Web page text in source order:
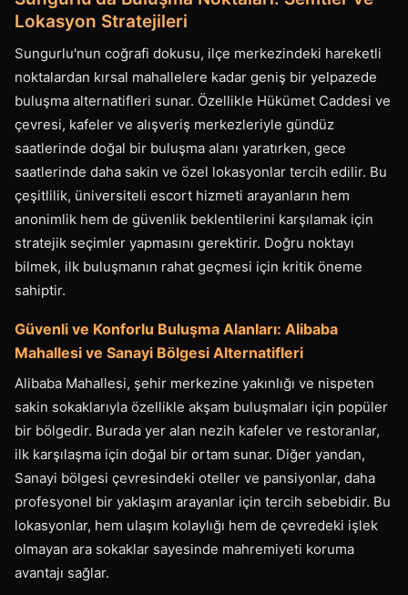
Lokasyon Stratejileri
Sungurlu'nun coğrafi dokusu, ilçe merkezindeki hareketli
noktalardan kırsal mahallelere kadar geniş bir yelpazede
buluşma alternatifleri sunar. Özellikle Hükümet Caddesi ve
çevresi, kafeler ve alışveriş merkezleriyle gündüz
saatlerinde doğal bir buluşma alanı yaratırken, gece
saatlerinde daha sakin ve özel lokasyonlar tercih edilir. Bu
çeşitlilik, üniversiteli escort hizmeti arayanların hem
anonimlik hem de güvenlik beklentilerini karşılamak için
stratejik seçimler yapmasını gerektirir. Doğru noktayı
bilmek, ilk buluşmanın rahat geçmesi için kritik öneme
sahiptir.
Güvenli ve Konforlu Buluşma Alanları: Alibaba
Mahallesi ve Sanayi Bölgesi Alternatifleri
Alibaba Mahallesi, şehir merkezine yakınlığı ve nispeten
sakin sokaklarıyla özellikle akşam buluşmaları için popüler
bir bölgedir. Burada yer alan nezih kafeler ve restoranlar,
ilk karşılaşma için doğal bir ortam sunar. Diğer yandan,
Sanayi bölgesi çevresindeki oteller ve pansiyonlar, daha
profesyonel bir yaklaşım arayanlar için tercih sebebidir. Bu
lokasyonlar, hem ulaşım kolaylığı hem de çevredeki işlek
olmayan ara sokaklar sayesinde mahremiyeti koruma
avantajı sağlar.